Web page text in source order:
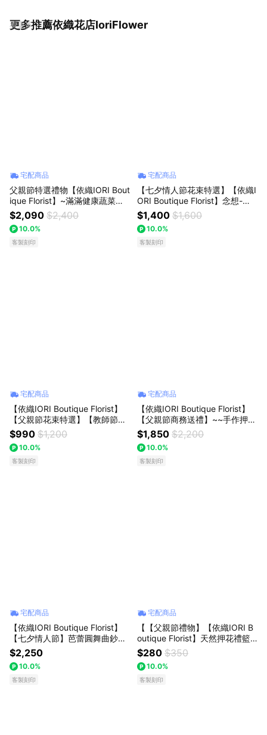
更多推薦依織花店IoriFlower
看更多
宅配商品
父親節特選禮物【依織IORI Bout
ique Florist】~滿滿健康蔬菜花
束
$2,090 $2,400
10.0%
客製刻印
宅配商品
【七夕情人節花束特選】【依織I
ORI Boutique Florist】念想-圓
形永生花透明玻璃罩LED燈 日本
永生花 生日花禮 情人節花束 花
禮 居家裝飾 辦公室裝飾 全台配
送
$1,400 $1,600
10.0%
客製刻印
宅配商品
【依織IORI Boutique Florist】
【父親節花束特選】【教師節花
束特選】迷你康乃馨桔梗花束全
台配送
$990 $1,200
10.0%
客製刻印
宅配商品
【依織IORI Boutique Florist】
【父親節商務送禮】~~手作押花
花瓣按壓瓶~禮物
$1,850 $2,200
10.0%
客製刻印
宅配商品
【依織IORI Boutique Florist】
【七夕情人節】芭蕾圓舞曲鈔票
花束 告白 情人節 周年紀念 生日
全台配送 (內含真鈔)如需客製設
計請聯繫我們
$2,250
10.0%
客製刻印
宅配商品
【【父親節禮物】【依織IORI B
outique Florist】天然押花禮籃
(手機支架/卡夾/名片夾/浮游花
$280 $350
10.0%
客製刻印